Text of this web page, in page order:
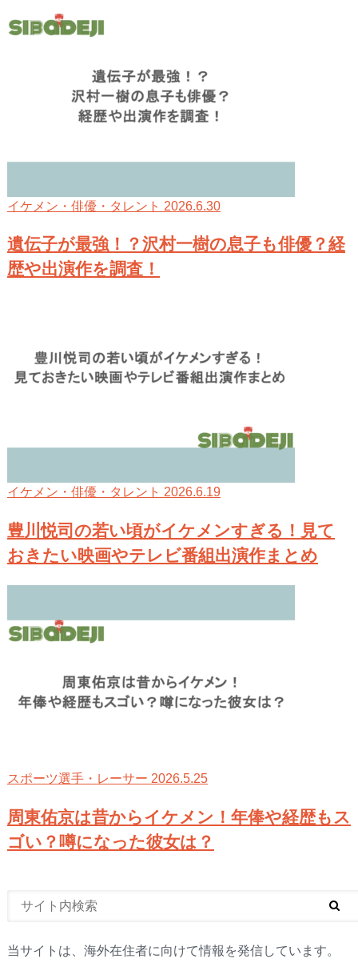
イケメン・俳優・タレント 2026.6.30
遺伝子が最強！？沢村一樹の息子も俳優？経
歴や出演作を調査！
イケメン・俳優・タレント 2026.6.19
豊川悦司の若い頃がイケメンすぎる！見て
おきたい映画やテレビ番組出演作まとめ
スポーツ選手・レーサー 2026.5.25
周東佑京は昔からイケメン！年俸や経歴もス
ゴい？噂になった彼女は？
当サイトは、海外在住者に向けて情報を発信しています。